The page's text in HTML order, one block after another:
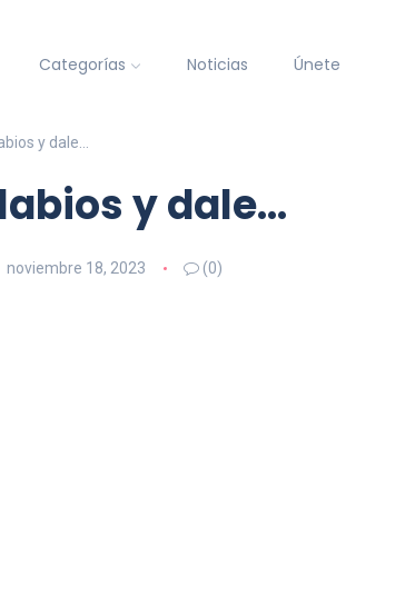
Categorías Noticias Únete
y dale…
y dale…
noviembre 18, 2023 (0)